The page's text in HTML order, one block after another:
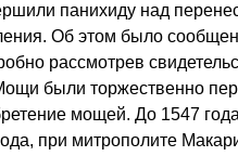
панихиду над
Об этом было
рассмотрев
были торжественно
мощей. До 1547
при митрополите